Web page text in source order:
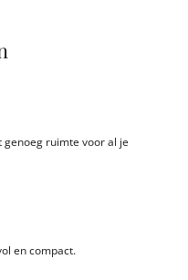
genoeg ruimte voor al je
en compact.